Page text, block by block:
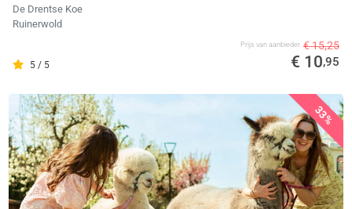
De Drentse Koe
Ruinerwold
5 / 5
Prijs van aanbieder € 15,25
€ 10,95
33%